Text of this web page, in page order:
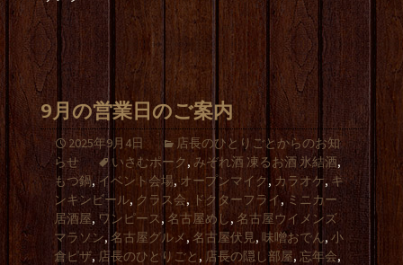
9月の営業日のご案内
2025年9月4日
店長のひとりごとからのお知
らせ
いさむポーク, みぞれ酒 凍るお酒 氷結酒,
もつ鍋, イベント会場,オープンマイク, カラオケ, キ
ンキンビール, クラス会, ドクターフライ, ミニカー
居酒屋, ワンピース, 名古屋めし, 名古屋ウイメンズ
マラソン,名古屋グルメ , 名古屋伏見, 味噌おでん,小
倉ピザ, 店長のひとりごと , 店長の隠し部屋, 忘年会,